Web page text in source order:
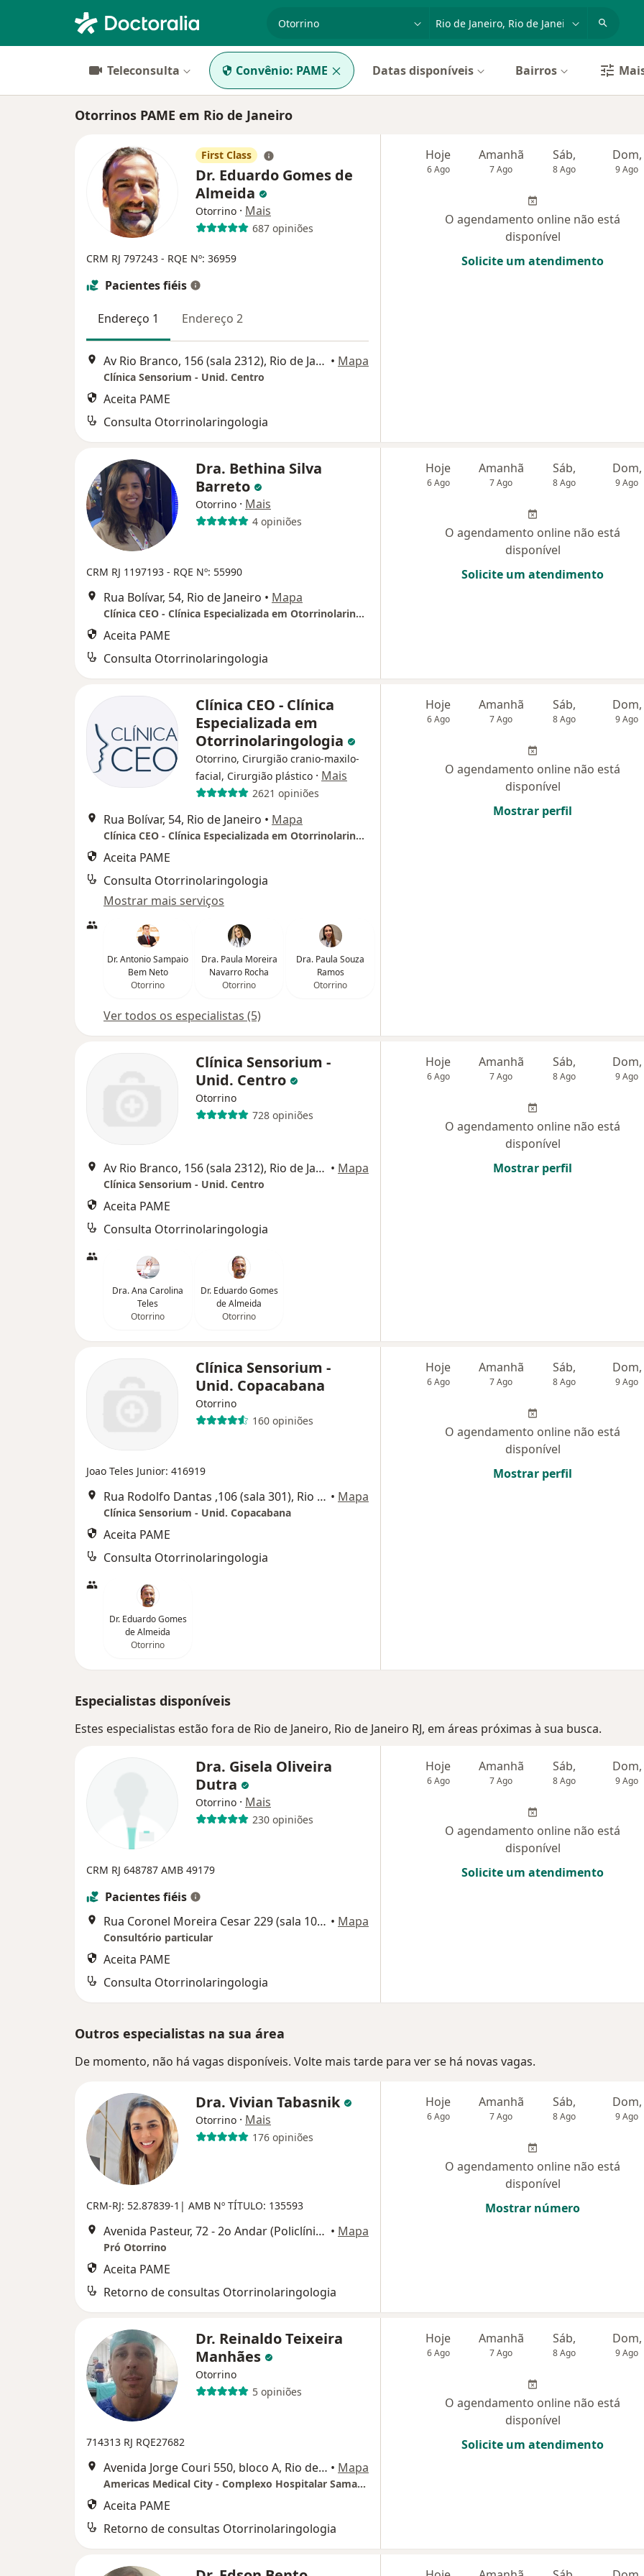
Teleconsulta Convênio: PAME Datas disponíveis Bairros
Otorrinos PAME em Rio de Janeiro
First Class
Dr. Eduardo Gomes de
Almeida
Otorrino · Mais
687 opiniões
CRM RJ 797243 - RQE Nº: 36959
Pacientes fiéis
Endereço 1 Endereço 2
Av Rio Branco, 156 (sala 2312), Rio de Janeiro • Mapa
Clínica Sensorium - Unid. Centro
Aceita PAME
Consulta Otorrinolaringologia
Hoje
6 Ago
Amanhã
7 Ago
Sáb,
8 Ago
Dom,
9 Ago
O agendamento online não está
disponível
Solicite um atendimento
Dra. Bethina Silva
Barreto
Otorrino · Mais
4 opiniões
CRM RJ 1197193 - RQE Nº: 55990
Rua Bolívar, 54, Rio de Janeiro • Mapa
Clínica CEO - Clínica Especializada em Otorrinolaringologia
Aceita PAME
Consulta Otorrinolaringologia
Hoje
6 Ago
Amanhã
7 Ago
Sáb,
8 Ago
Dom,
9 Ago
O agendamento online não está
disponível
Solicite um atendimento
Clínica CEO - Clínica
Especializada em
Otorrinolaringologia
Otorrino, Cirurgião cranio-maxilo-
facial, Cirurgião plástico · Mais
2621 opiniões
Rua Bolívar, 54, Rio de Janeiro • Mapa
Clínica CEO - Clínica Especializada em Otorrinolaringologia
Aceita PAME
Consulta Otorrinolaringologia
Mostrar mais serviços
Dr. Antonio Sampaio
Bem Neto
Otorrino
Dra. Paula Moreira
Navarro Rocha
Otorrino
Dra. Paula Souza
Ramos
Otorrino
Ver todos os especialistas (5)
Hoje
6 Ago
Amanhã
7 Ago
Sáb,
8 Ago
Dom,
9 Ago
O agendamento online não está
disponível
Mostrar perfil
Clínica Sensorium -
Unid. Centro
Otorrino
728 opiniões
Av Rio Branco, 156 (sala 2312), Rio de Janeiro • Mapa
Clínica Sensorium - Unid. Centro
Aceita PAME
Consulta Otorrinolaringologia
Dra. Ana Carolina
Teles
Otorrino
Dr. Eduardo Gomes
de Almeida
Otorrino
Hoje
6 Ago
Amanhã
7 Ago
Sáb,
8 Ago
Dom,
9 Ago
O agendamento online não está
disponível
Mostrar perfil
Clínica Sensorium -
Unid. Copacabana
Otorrino
160 opiniões
Joao Teles Junior: 416919
Rua Rodolfo Dantas ,106 (sala 301), Rio de Janeiro • Mapa
Clínica Sensorium - Unid. Copacabana
Aceita PAME
Consulta Otorrinolaringologia
Dr. Eduardo Gomes
de Almeida
Otorrino
Hoje
6 Ago
Amanhã
7 Ago
Sáb,
8 Ago
Dom,
9 Ago
O agendamento online não está
disponível
Mostrar perfil
Especialistas disponíveis
Estes especialistas estão fora de Rio de Janeiro, Rio de Janeiro RJ, em áreas próximas à sua busca.
Dra. Gisela Oliveira
Dutra
Otorrino · Mais
230 opiniões
CRM RJ 648787 AMB 49179
Pacientes fiéis
Rua Coronel Moreira Cesar 229 (sala 1007), Niterói • Mapa
Consultório particular
Aceita PAME
Consulta Otorrinolaringologia
Hoje
6 Ago
Amanhã
7 Ago
Sáb,
8 Ago
Dom,
9 Ago
O agendamento online não está
disponível
Solicite um atendimento
Outros especialistas na sua área
De momento, não há vagas disponíveis. Volte mais tarde para ver se há novas vagas.
Dra. Vivian Tabasnik
Otorrino · Mais
176 opiniões
CRM-RJ: 52.87839-1| AMB Nº TÍTULO: 135593
Avenida Pasteur, 72 - 2o Andar (Policlínica de Botafogo), Rio de Janeiro • Mapa
Pró Otorrino
Aceita PAME
Retorno de consultas Otorrinolaringologia
Hoje
6 Ago
Amanhã
7 Ago
Sáb,
8 Ago
Dom,
9 Ago
O agendamento online não está
disponível
Mostrar número
Dr. Reinaldo Teixeira
Manhães
Otorrino
5 opiniões
714313 RJ RQE27682
Avenida Jorge Couri 550, bloco A, Rio de Janeiro • Mapa
Americas Medical City - Complexo Hospitalar Samaritano E Vitória
Aceita PAME
Retorno de consultas Otorrinolaringologia
Hoje
6 Ago
Amanhã
7 Ago
Sáb,
8 Ago
Dom,
9 Ago
O agendamento online não está
disponível
Solicite um atendimento